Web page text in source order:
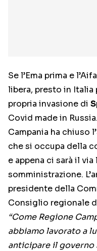
Se l’Ema prima e
libera, presto in Italia
propria invasione di
Covid made in
Campania ha chiuso
che si occupa della
e appena ci sarà il
somministrazione.
presidente della
Consiglio regionale
“Come Regione
abbiamo lavorato a
anticipare il governo